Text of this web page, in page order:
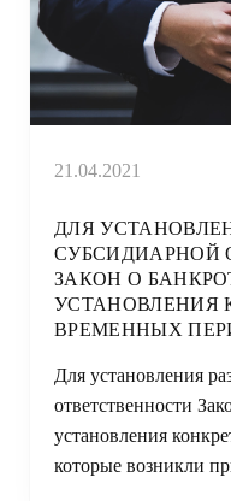
21.04.2021
ДЛЯ
СУБСИДИАРНОЙ
ЗАКОН О
УСТАНОВЛЕНИЯ
ВРЕМЕННЫХ
Для установления
ответственности
установления
которые возникли